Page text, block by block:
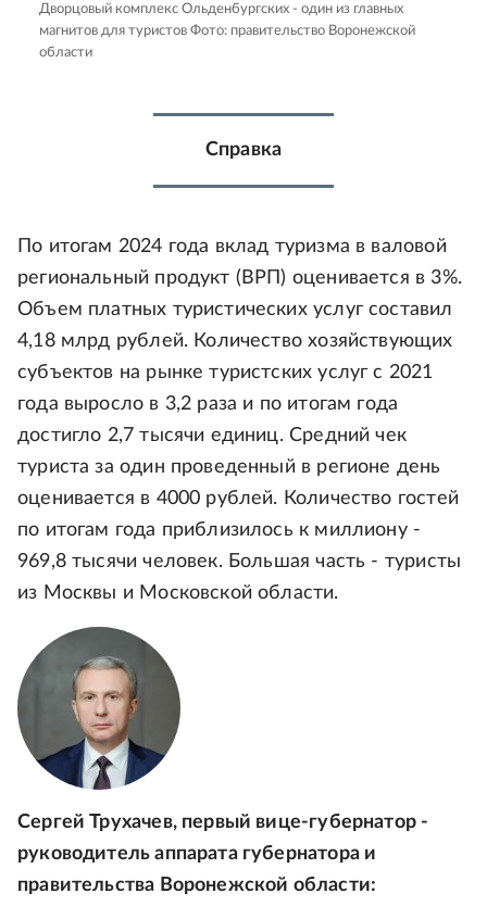
Дворцовый комплекс Ольденбургских - один из главных
магнитов для туристов Фото: правительство Воронежской
области
Справка
По итогам 2024 года вклад туризма в валовой
региональный продукт (ВРП) оценивается в 3%.
Объем платных туристических услуг составил
4,18 млрд рублей. Количество хозяйствующих
субъектов на рынке туристских услуг с 2021
года выросло в 3,2 раза и по итогам года
достигло 2,7 тысячи единиц. Средний чек
туриста за один проведенный в регионе день
оценивается в 4000 рублей. Количество гостей
по итогам года приблизилось к миллиону -
969,8 тысячи человек. Большая часть - туристы
из Москвы и Московской области.
Сергей Трухачев, первый вице-губернатор -
руководитель аппарата губернатора и
правительства Воронежской области: